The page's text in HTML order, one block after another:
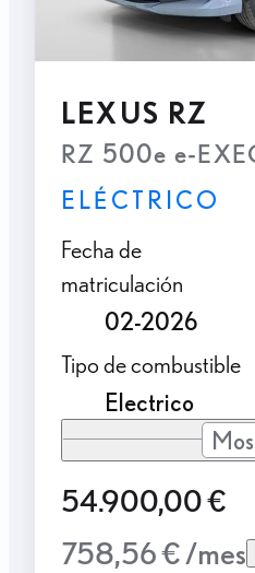
LEXUS RZ
RZ 500e e-
ELÉCTRICO
Fecha de
matriculación
02-2026
Tipo de combustible
Electrico
54.900,00 €
758,56 € /mes